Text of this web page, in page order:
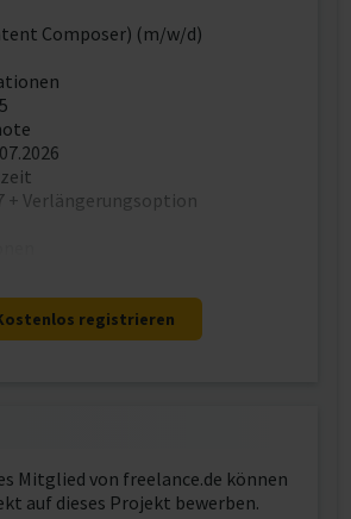
Composer) (m/w/d)
+ Verlängerungsoption
registrieren
Mitglied von freelance.de können
auf dieses Projekt bewerben.